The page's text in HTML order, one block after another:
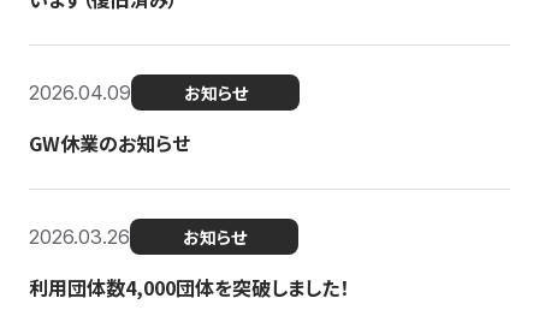
2026.04.09 お知らせ
GW休業のお知らせ
2026.03.26 お知らせ
利用団体数4,000団体を突破しました！